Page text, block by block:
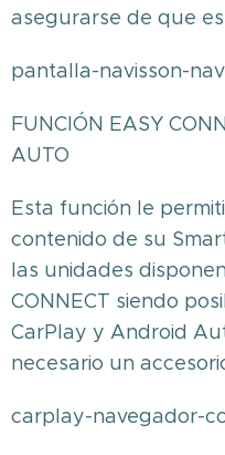
asegurarse de que
pantalla-navisson-
FUNCIÓN EASY
AUTO
Esta función le
contenido de su
las unidades
CONNECT siendo
CarPlay y Android
necesario un
carplay-navegador-